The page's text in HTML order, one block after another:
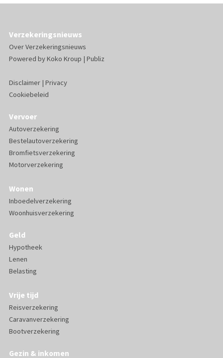
Verzekeringsnieuws
Over Verzekeringsnieuws
Powered byKoko Kroup | Publiz
Disclaimer| Privacy
Cookiebeleid
Vervoer
Autoverzekering
Bestelautoverzekering
Bromfietsverzekering
Motorverzekering
Wonen
Inboedelverzekering
Woonhuisverzekering
Geld
Hypotheek
Lenen
Belasting
Vrije tijd
Reisverzekering
Caravanverzekering
Bootverzekering
Gezin & inkomen